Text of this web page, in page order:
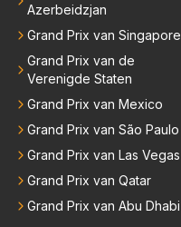
Azerbeidzjan
Grand Prix van Singapore
Grand Prix van de
Verenigde Staten
Grand Prix van Mexico
Grand Prix van São Paulo
Grand Prix van Las Vegas
Grand Prix van Qatar
Grand Prix van Abu Dhabi